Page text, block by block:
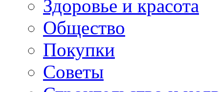
Здоровье и красота
Общество
Покупки
Советы